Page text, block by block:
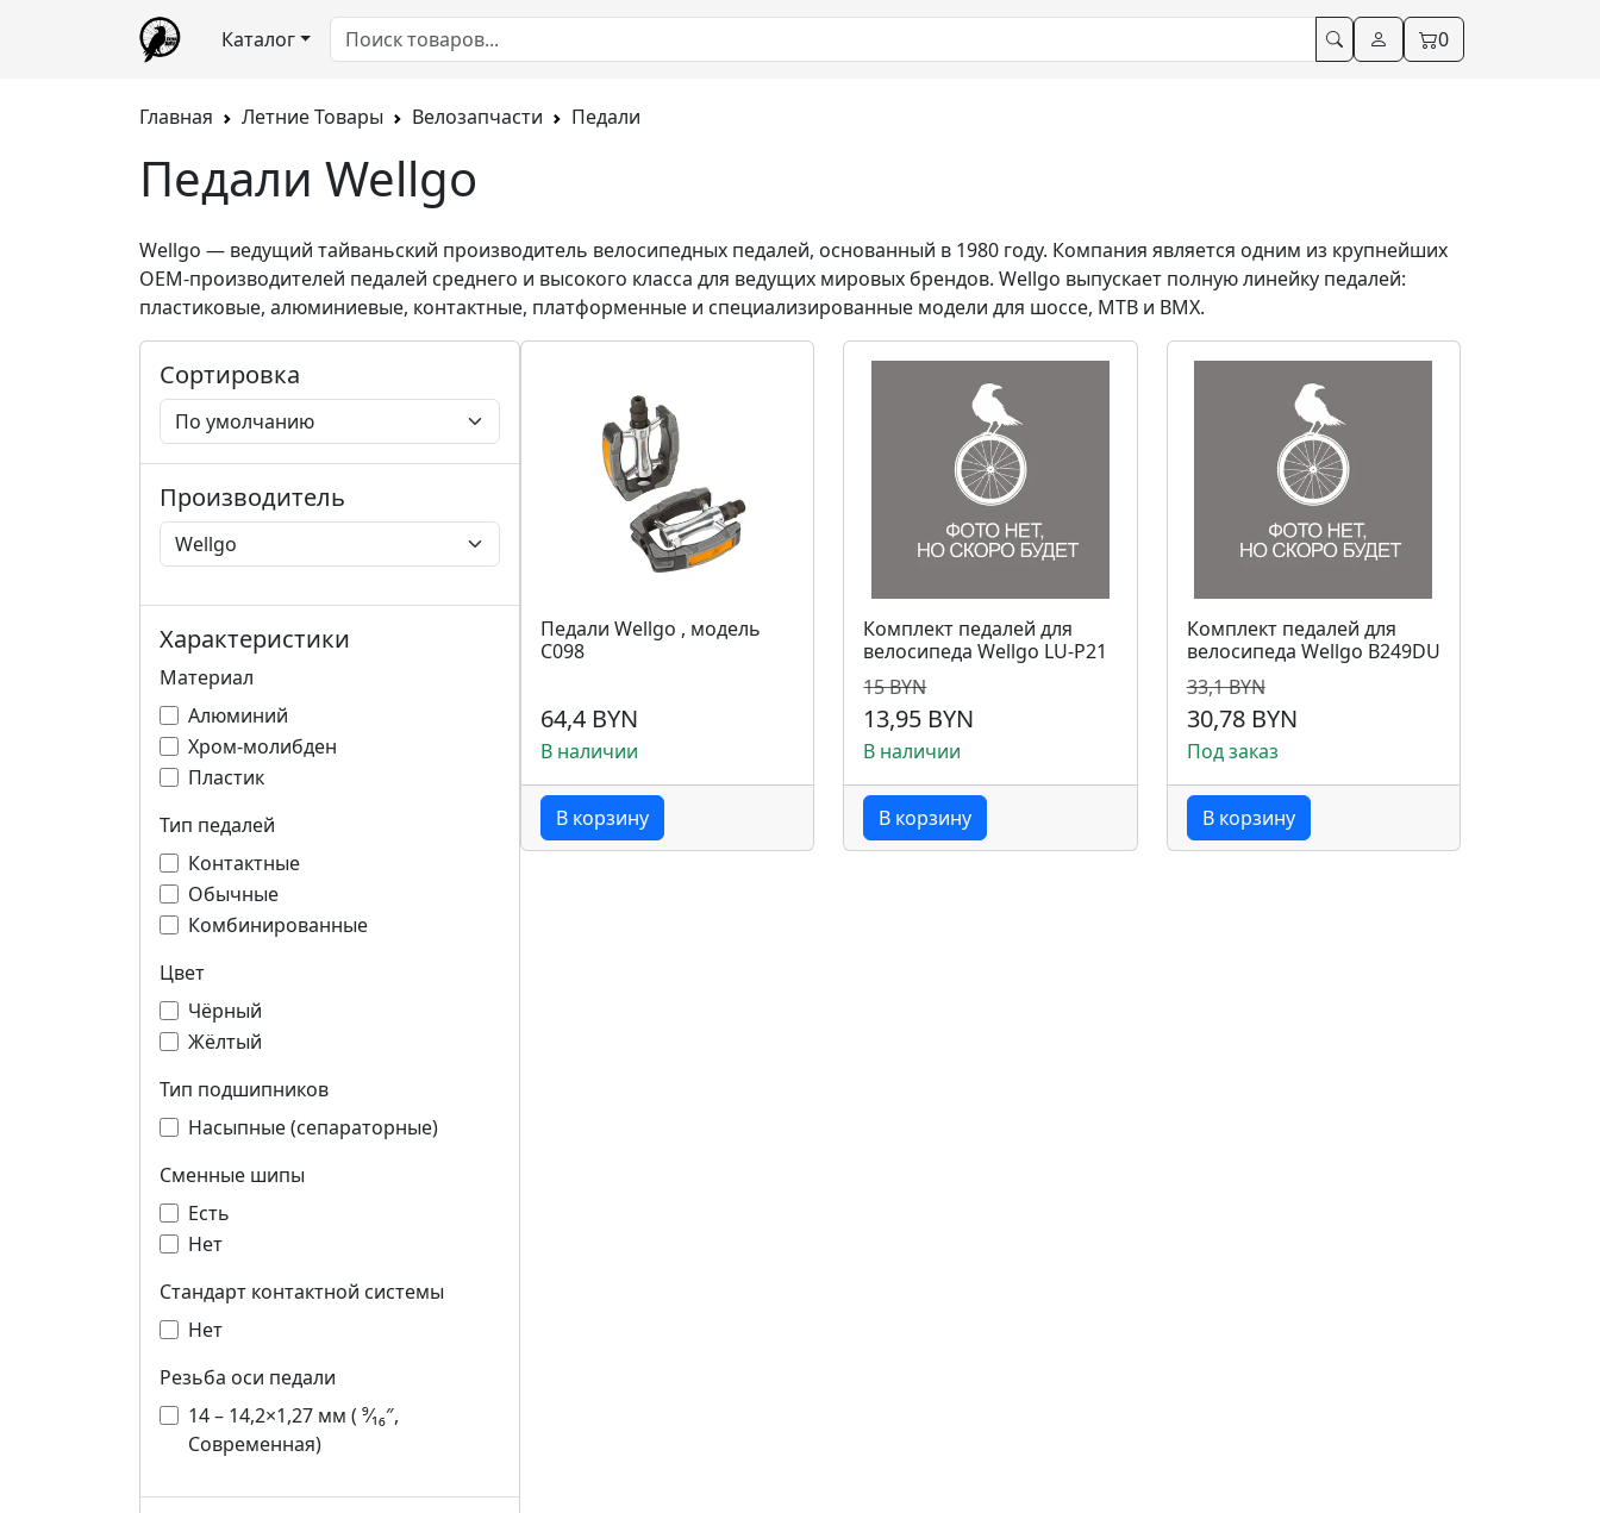
Каталог 0
Главная Летние Товары Велозапчасти Педали
Педали Wellgo
Wellgo — ведущий тайваньский производитель велосипедных педалей, основанный в 1980 году. Компания является одним из крупнейших
OEM-производителей педалей среднего и высокого класса для ведущих мировых брендов. Wellgo выпускает полную линейку педалей:
пластиковые, алюминиевые, контактные, платформенные и специализированные модели для шоссе, MTB и BMX.
Сортировка
Производитель
Характеристики
Материал
Алюминий
Хром-молибден
Пластик
Тип педалей
Контактные
Обычные
Комбинированные
Цвет
Чёрный
Жёлтый
Тип подшипников
Насыпные (сепараторные)
Сменные шипы
Есть
Нет
Стандарт контактной системы
Нет
Резьба оси педали
14 – 14,2×1,27 мм ( ⁹⁄₁₆″,
Современная)
Педали Wellgo , модель
C098
64,4 BYN
В наличии
В корзину
Комплект педалей для
велосипеда Wellgo LU-P21
15 BYN
13,95 BYN
В наличии
В корзину
Комплект педалей для
велосипеда Wellgo B249DU
33,1 BYN
30,78 BYN
Под заказ
В корзину